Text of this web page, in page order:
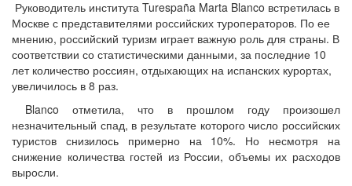
Руководитель института Turespaña Marta Blanco встретилась в
Москве с представителями российских туроператоров. По ее
мнению, российский туризм играет важную роль для страны. В
соответствии со статистическими данными, за последние 10
лет количество россиян, отдыхающих на испанских курортах,
увеличилось в 8 раз.
Blanco отметила, что в прошлом году произошел
незначительный спад, в результате которого число российских
туристов снизилось примерно на 10%. Но несмотря на
снижение количества гостей из России, объемы их расходов
выросли.